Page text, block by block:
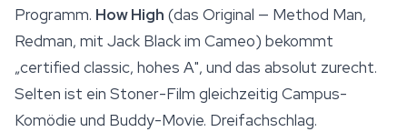
Programm. How High (das Original — Method Man,
Redman, mit Jack Black im Cameo) bekommt
„certified classic, hohes A", und das absolut zurecht.
Selten ist ein Stoner-Film gleichzeitig Campus-
Komödie und Buddy-Movie. Dreifachschlag.